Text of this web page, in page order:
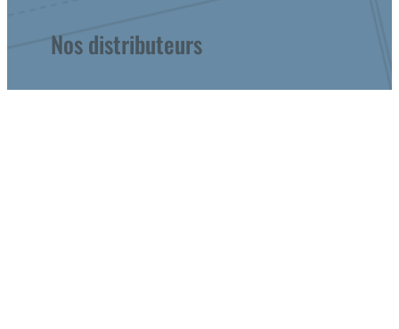
Nos distributeurs